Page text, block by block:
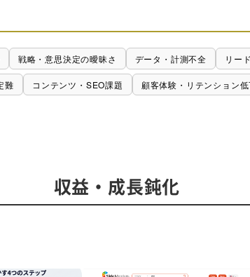
戦略・意思決定の曖昧さ データ・計測不全 リー
難 コンテンツ・SEO課題 顧客体験・リテンション
収益・成長鈍化